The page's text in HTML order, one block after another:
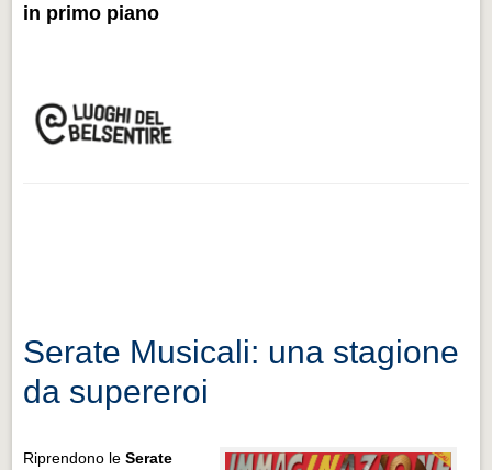
in primo piano
Serate Musicali: una stagione
da supereroi
Riprendono leSerate